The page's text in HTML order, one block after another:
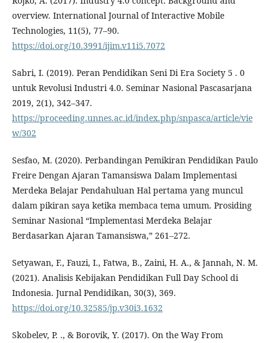
overview. International Journal of Interactive Mobile
Technologies, 11(5), 77–90.
https://doi.org/10.3991/ijim.v11i5.7072
Sabri, I. (2019). Peran Pendidikan Seni Di Era Society 5 . 0
untuk Revolusi Industri 4.0. Seminar Nasional Pascasarjana
2019, 2(1), 342–347.
https://proceeding.unnes.ac.id/index.php/snpasca/article/vie
w/302
Sesfao, M. (2020). Perbandingan Pemikiran Pendidikan Paulo
Freire Dengan Ajaran Tamansiswa Dalam Implementasi
Merdeka Belajar Pendahuluan Hal pertama yang muncul
dalam pikiran saya ketika membaca tema umum. Prosiding
Seminar Nasional “Implementasi Merdeka Belajar
Berdasarkan Ajaran Tamansiswa,” 261–272.
Setyawan, F., Fauzi, I., Fatwa, B., Zaini, H. A., & Jannah, N. M.
(2021). Analisis Kebijakan Pendidikan Full Day School di
Indonesia. Jurnal Pendidikan, 30(3), 369.
https://doi.org/10.32585/jp.v30i3.1632
Skobelev, P. ., & Borovik, Y. (2017). On the Way From